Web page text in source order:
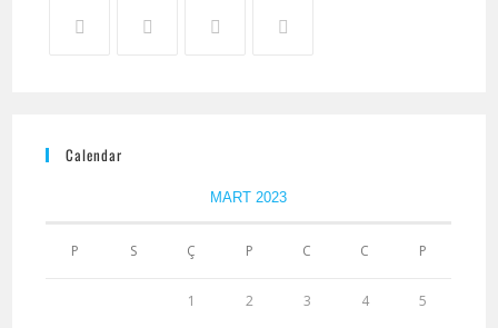
Calendar
MART 2023
P S Ç P C C P
1 2 3 4 5